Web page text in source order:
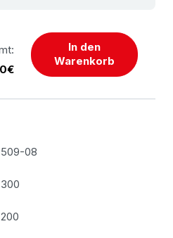
In den
Warenkorb
509-08
300
200